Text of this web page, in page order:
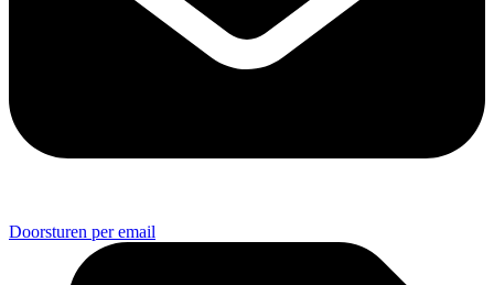
Doorsturen per email